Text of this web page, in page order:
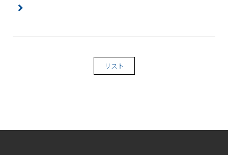
リスト